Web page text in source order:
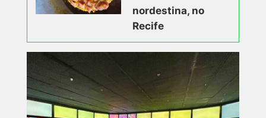
nordestina, no
Recife